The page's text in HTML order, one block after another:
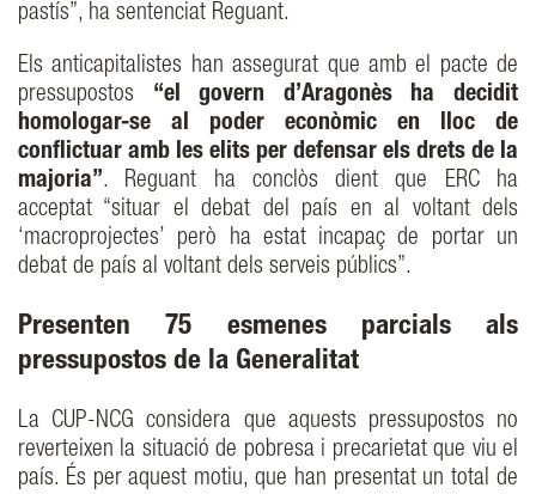
pastís”, ha sentenciat Reguant.
Els anticapitalistes han assegurat que amb el pacte de
pressupostos “el govern d’Aragonès ha decidit
homologar-se al poder econòmic en lloc de
conflictuar amb les elits per defensar els drets de la
majoria”. Reguant ha conclòs dient que ERC ha
acceptat “situar el debat del país en al voltant dels
‘macroprojectes’ però ha estat incapaç de portar un
debat de país al voltant dels serveis públics”.
Presenten 75 esmenes parcials als
pressupostos de la Generalitat
La CUP-NCG considera que aquests pressupostos no
reverteixen la situació de pobresa i precarietat que viu el
país. És per aquest motiu, que han presentat un total de